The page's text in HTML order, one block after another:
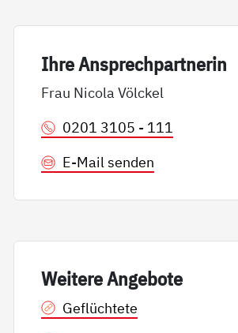
Ih­re An­sp­rech­part­ne­rin
Frau Nicola Völckel
0201 3105 - 111
E-Mail senden
Wei­te­re An­ge­bo­te
Geflüchtete